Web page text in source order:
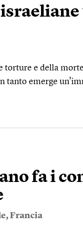
torture e della
tanto emerge
fa i
,Francia